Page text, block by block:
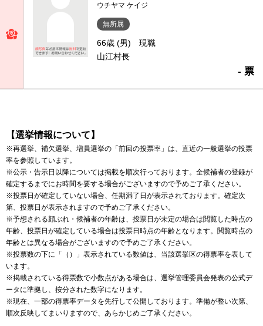
ウチヤマ ケイジ
無所属
66歳 (男)
現職
山江村長
- 票
【選挙情報について】
※再選挙、補欠選挙、増員選挙の「前回の投票率」は、直近の一般選挙の投票
率を参照しています。
※公示・告示日以降については掲載を順次行っております。全候補者の登録が
確定するまでにお時間を要する場合がございますので予めご了承ください。
※投票日が確定していない場合、任期満了日が表示されております。確定次
第、投票日が表示されますので予めご了承ください。
※予想される顔ぶれ・候補者の年齢は、投票日が未定の場合は閲覧した時点の
年齢、投票日が確定している場合は投票日時点の年齢となります。閲覧時点の
年齢とは異なる場合がございますので予めご了承ください。
※投票数の下に「（）」表示されている数値は、当該選挙区の得票率を表して
います。
※掲載されている得票数で小数点がある場合は、選挙管理委員会発表の公式デ
ータに準拠し、按分された数字になります。
※現在、一部の得票率データを先行して公開しております。準備が整い次第、
順次反映してまいりますので、あらかじめご了承ください。